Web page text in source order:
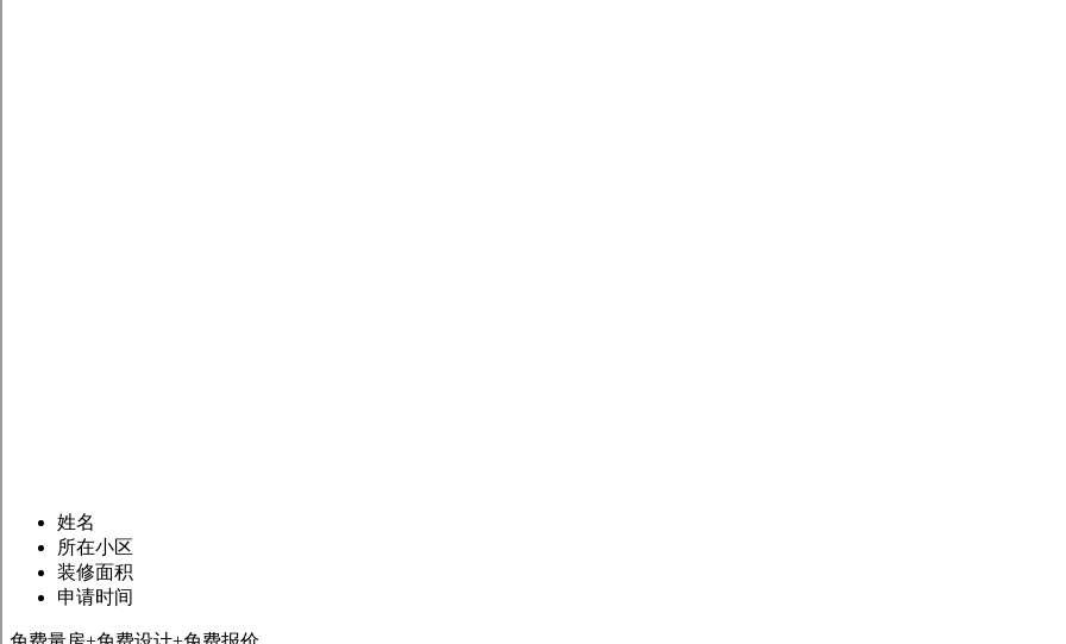
姓名
所在小区
装修面积
申请时间